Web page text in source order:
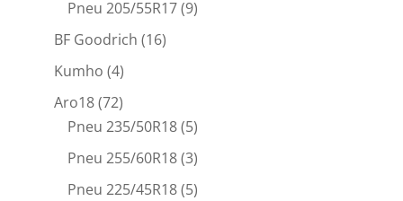
Pneu 205/55R17(9)
BF Goodrich (16)
Kumho (4)
Aro18(72)
Pneu 235/50R18(5)
Pneu 255/60R18(3)
Pneu 225/45R18(5)